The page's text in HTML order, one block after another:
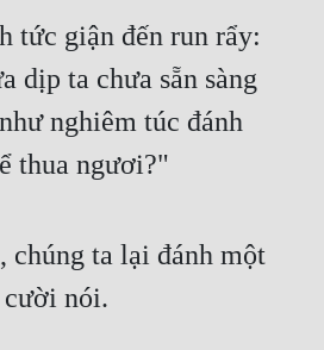
tức giận đến run rẩy:
dịp ta chưa sẵn sàng
nghiêm túc đánh
thua ngươi?"
chúng ta lại đánh một
nói.